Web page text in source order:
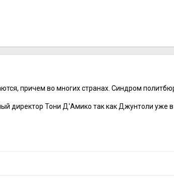
причем во многих странах. Синдром
директор Тони Д'Амико так как Джунтоли уже в